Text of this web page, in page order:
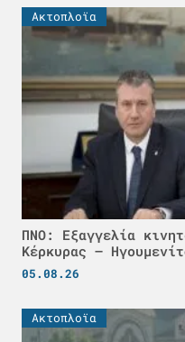
Ακτοπλοϊα
ΠΝΟ: Εξαγγελία
Κέρκυρας –
05.08.26
Ακτοπλοϊα